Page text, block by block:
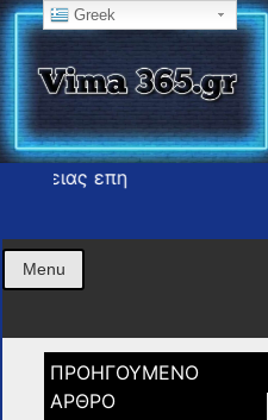
vima365
Η εφημερίδα σας press
Menu
Πλοήγηση
άρθρων
Greek